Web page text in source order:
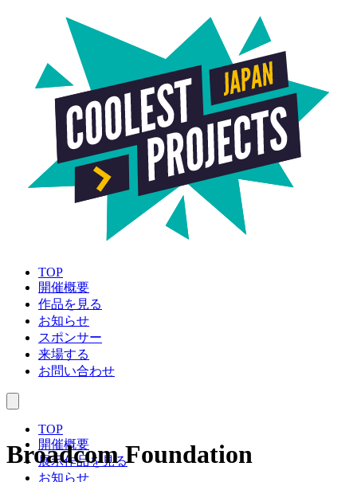
TOP
開催概要
作品を見る
お知らせ
スポンサー
来場する
お問い合わせ
TOP
開催概要
展示作品を見る
お知らせ
Broadcom Foundation